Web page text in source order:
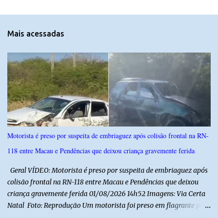
n
r
i
o
s
Mais acessadas
Motorista é preso por suspeita de embriaguez após colisão frontal na RN-
118 entre Macau e Pendências que deixou criança gravemente ferida
Geral VÍDEO: Motorista é preso por suspeita de embriaguez após
colisão frontal na RN-118 entre Macau e Pendências que deixou
criança gravemente ferida 01/08/2026 14h52 Imagens: Via Certa
Natal Foto: Reprodução Um motorista foi preso em flagrante por